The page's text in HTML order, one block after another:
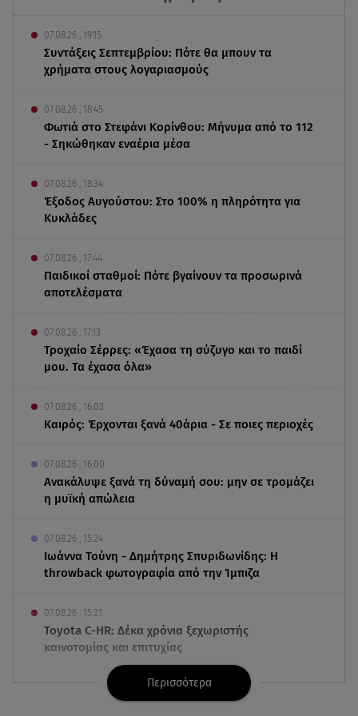
07.08.26 , 19:15
Συντάξεις Σεπτεμβρίου: Πότε θα μπουν τα
χρήματα στους λογαριασμούς
07.08.26 , 18:45
Φωτιά στο Στεφάνι Κορίνθου: Μήνυμα από το 112
- Σηκώθηκαν εναέρια μέσα
07.08.26 , 18:34
Έξοδος Αυγούστου: Στο 100% η πληρότητα για
Κυκλάδες
07.08.26 , 17:44
Παιδικοί σταθμοί: Πότε βγαίνουν τα προσωρινά
αποτελέσματα
07.08.26 , 17:13
Τροχαίο Σέρρες: «Έχασα τη σύζυγο και το παιδί
μου. Τα έχασα όλα»
07.08.26 , 16:03
Καιρός: Έρχονται ξανά 40άρια - Σε ποιες περιοχές
07.08.26 , 16:00
Ανακάλυψε ξανά τη δύναμή σου: μην σε τρομάζει
η μυϊκή απώλεια
07.08.26 , 15:24
Ιωάννα Τούνη - Δημήτρης Σπυριδωνίδης: Η
throwback φωτογραφία από την Ίμπιζα
07.08.26 , 15:21
Toyota C-HR: Δέκα χρόνια ξεχωριστής
καινοτομίας και επιτυχίας
07.08.26 , 15:09
Τροχαίο Σέρρες: «Δεν πρόλαβα να κάνω κάτι κι
Περισσότερα